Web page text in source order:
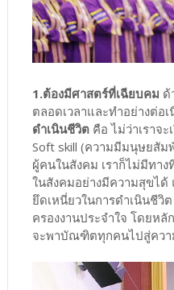
1.ต้องมีศาสตร์ที่เฉียบคม ด้
ตลอดเวลาและทำอย่างต่อเ
ดำเนินชีวิตคือ ไม่ว่าเราจ
Soft skill (ความมีมนุษยสั
ผู้คนในสังคม เราก็ไม่มีทา
ในสังคมอย่างมีความสุขได้
ยึดเหนี่ยวในการดำเนินชี
ครองงานประจำใจ โดยหลั
จะพาบัณฑิตทุกคนไปสู่ควา